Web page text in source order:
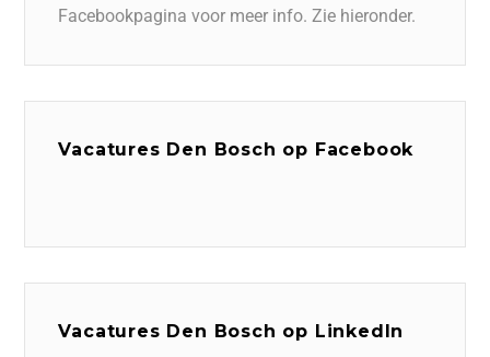
Facebookpagina voor meer info. Zie hieronder.
Vacatures Den Bosch op Facebook
Vacatures Den Bosch op LinkedIn